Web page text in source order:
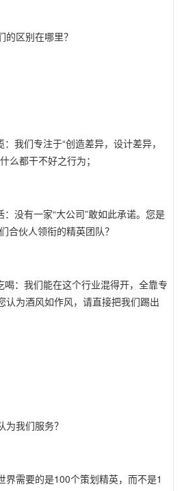
区别在哪里？
们专注于“创造差异，设计差异，
么都干不好之行为；
有一家“大公司”敢如此承诺。您是
合伙人领衔的精英团队？
：我们能在这个行业混得开，全靠专
认为酒风如作风，请直接把我们踢出
我们服务？
需要的是100个策划精英，而不是1